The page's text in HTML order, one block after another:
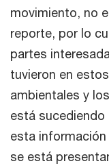
movimiento, no
reporte, por lo
partes
tuvieron en
ambientales y
está sucediendo
esta
se está